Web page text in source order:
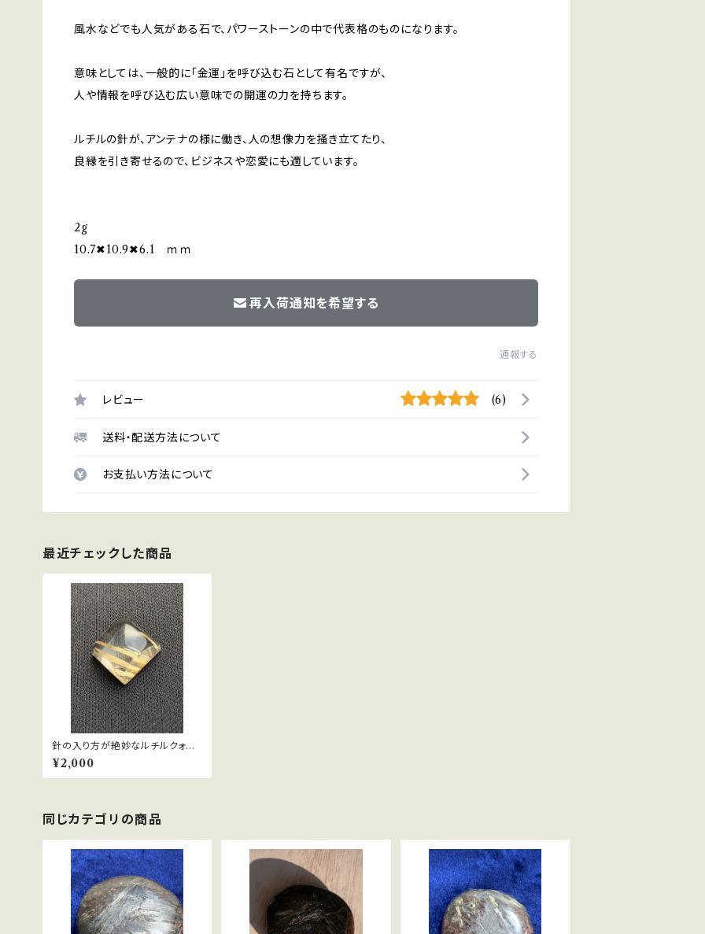
風水などでも人気がある石で、パワーストーンの中で代表格のものになります。
意味としては、一般的に「金運」を呼び込む石として有名ですが、
人や情報を呼び込む広い意味での開運の力を持ちます。
ルチルの針が、アンテナの様に働き、人の想像力を掻き立てたり、
良縁を引き寄せるので、ビジネスや恋愛にも適しています。
2g
10.7✖︎10.9✖︎6.1 ｍｍ
再入荷通知を希望する
通報する
レビュー (6)
送料・配送方法について
お支払い方法について
最近チェックした商品
針の入り方が絶妙なルチルクォー
ツ
¥2,000
同じカテゴリの商品